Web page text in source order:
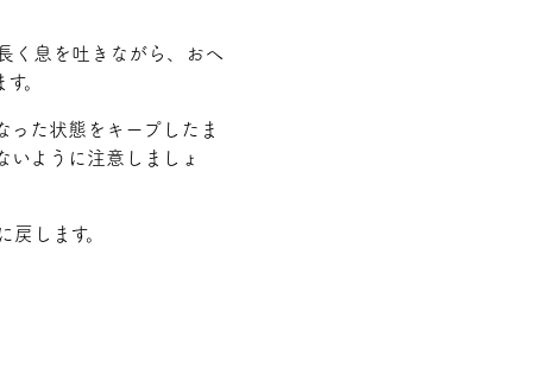
く息を吐きながら、おへ
。
った状態をキープしたま
いように注意しましょ
します。